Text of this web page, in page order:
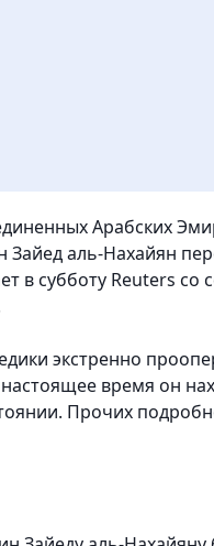
Арабских
Зайед аль-Нахайян
в субботу Reuters со
экстренно
время он
Прочих